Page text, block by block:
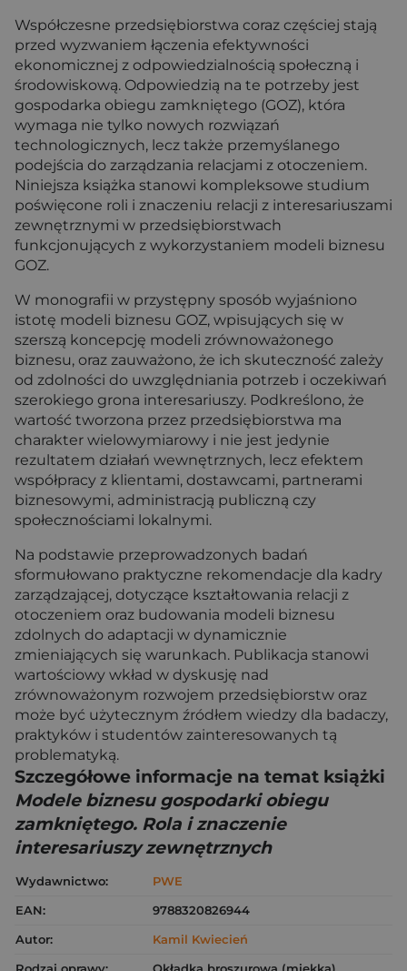
Współczesne przedsiębiorstwa coraz częściej stają
przed wyzwaniem łączenia efektywności
ekonomicznej z odpowiedzialnością społeczną i
środowiskową. Odpowiedzią na te potrzeby jest
gospodarka obiegu zamkniętego (GOZ), która
wymaga nie tylko nowych rozwiązań
technologicznych, lecz także przemyślanego
podejścia do zarządzania relacjami z otoczeniem.
Niniejsza książka stanowi kompleksowe studium
poświęcone roli i znaczeniu relacji z interesariuszami
zewnętrznymi w przedsiębiorstwach
funkcjonujących z wykorzystaniem modeli biznesu
GOZ.
W monografii w przystępny sposób wyjaśniono
istotę modeli biznesu GOZ, wpisujących się w
szerszą koncepcję modeli zrównoważonego
biznesu, oraz zauważono, że ich skuteczność zależy
od zdolności do uwzględniania potrzeb i oczekiwań
szerokiego grona interesariuszy. Podkreślono, że
wartość tworzona przez przedsiębiorstwa ma
charakter wielowymiarowy i nie jest jedynie
rezultatem działań wewnętrznych, lecz efektem
współpracy z klientami, dostawcami, partnerami
biznesowymi, administracją publiczną czy
społecznościami lokalnymi.
Na podstawie przeprowadzonych badań
sformułowano praktyczne rekomendacje dla kadry
zarządzającej, dotyczące kształtowania relacji z
otoczeniem oraz budowania modeli biznesu
zdolnych do adaptacji w dynamicznie
zmieniających się warunkach. Publikacja stanowi
wartościowy wkład w dyskusję nad
zrównoważonym rozwojem przedsiębiorstw oraz
może być użytecznym źródłem wiedzy dla badaczy,
praktyków i studentów zainteresowanych tą
problematyką.
Szczegółowe informacje na temat książki
Modele biznesu gospodarki obiegu
zamkniętego. Rola i znaczenie
interesariuszy zewnętrznych
Wydawnictwo:
PWE
EAN:
9788320826944
Autor:
Kamil Kwiecień